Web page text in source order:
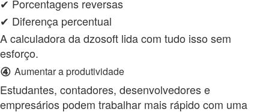
✔ Porcentagens reversas
✔ Diferença percentual
A calculadora da dzosoft lida com tudo isso sem
esforço.
④ Aumentar a produtividade
Estudantes, contadores, desenvolvedores e
empresários podem trabalhar mais rápido com uma